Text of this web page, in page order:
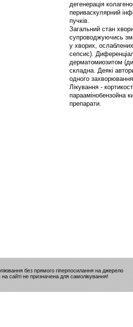
дегенерація
периваскулярний
пучків.
Загальний стан
супроводжуючись
у хворих,
сепсис).
дерматомиозитом
складна. Деякі
одного
Лікування -
параамінобензойна
препарати.
без прямого гіперпосилання на джерело
сайті не призначена для самолікування!